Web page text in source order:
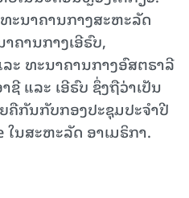
ະນາຄານກາງສະຫະລັດ
ຄານກາງເອີຣົບ,
ະ ທະນາຄານກາງອົສຕຣາລີ
ແລະ ເອີຣົບ ຊຶ່ງຖືວ່າເປັນ
ຄືກັນກັບກອງປະຊຸມປະຈໍາປີ
ໃນສະຫະລັດ ອາເມຣິກາ.